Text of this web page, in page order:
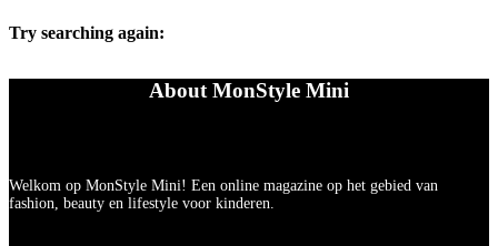
Try searching again:
About MonStyle Mini
Welkom op MonStyle Mini! Een online magazine op het gebied van
fashion, beauty en lifestyle voor kinderen.